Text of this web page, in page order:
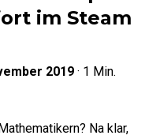
im Steam
2019 · 1 Min.
Na klar,